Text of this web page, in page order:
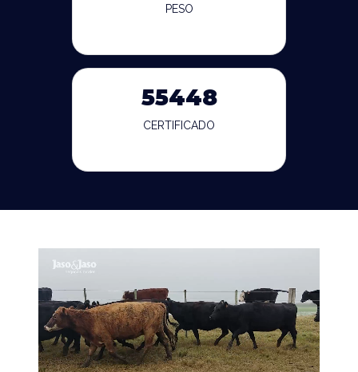
PESO
55448
CERTIFICADO